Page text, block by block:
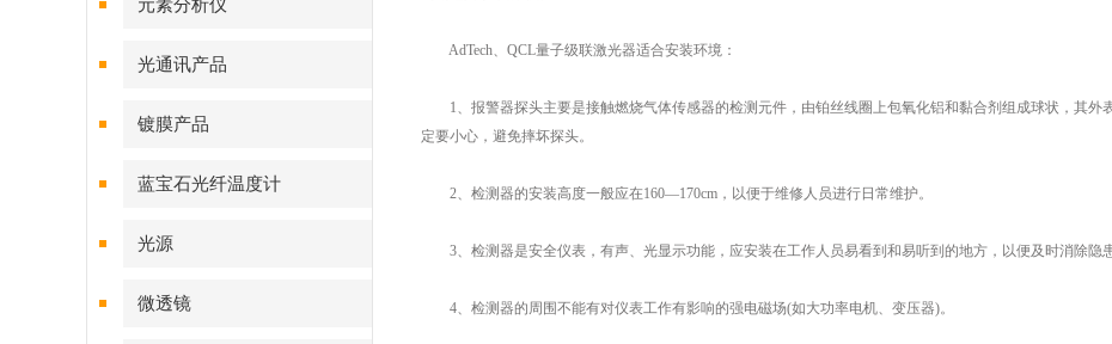
元素分析仪
光通讯产品
镀膜产品
蓝宝石光纤温度计
光源
微透镜
AdTech、QCL量子级联激光器适合安装环境：
1、报警器探头主要是接触燃烧气体传感器的检测元件，由铂丝线圈上包氧化铝和黏合剂组成球状，其外
定要小心，避免摔坏探头。
2、检测器的安装高度一般应在160—170cm，以便于维修人员进行日常维护。
3、检测器是安全仪表，有声、光显示功能，应安装在工作人员易看到和易听到的地方，以便及时消除隐患
4、检测器的周围不能有对仪表工作有影响的强电磁场(如大功率电机、变压器)。